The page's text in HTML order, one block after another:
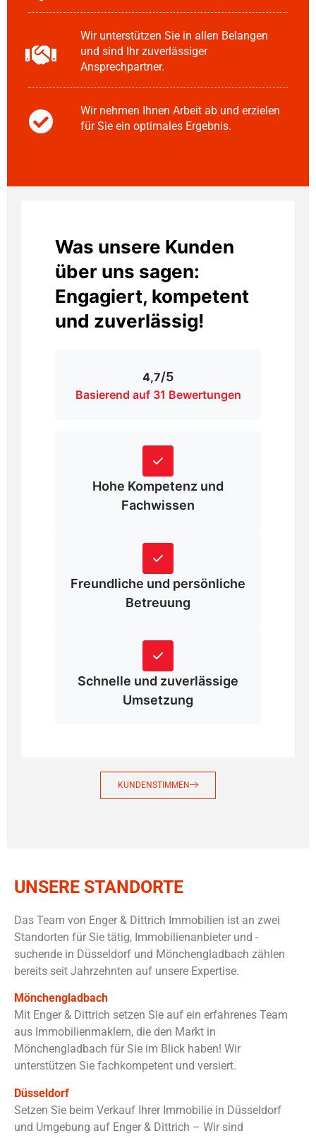
Wir unterstützen Sie in allen Belangen
und sind Ihr zuverlässiger
Ansprechpartner.
Wir nehmen Ihnen Arbeit ab und erzielen
für Sie ein optimales Ergebnis.
KUNDENSTIMMEN
UNSERE STANDORTE
Das Team von Enger & Dittrich Immobilien ist an zwei
Standorten für Sie tätig, Immobilienanbieter und -
suchende in Düsseldorf und Mönchengladbach zählen
bereits seit Jahrzehnten auf unsere Expertise.
Mönchengladbach
Mit Enger & Dittrich setzen Sie auf ein erfahrenes Team
aus Immobilienmaklern, die den Markt in
Mönchengladbach für Sie im Blick haben! Wir
unterstützen Sie fachkompetent und versiert.
Düsseldorf
Setzen Sie beim Verkauf Ihrer Immobilie in Düsseldorf
und Umgebung auf Enger & Dittrich – Wir sind